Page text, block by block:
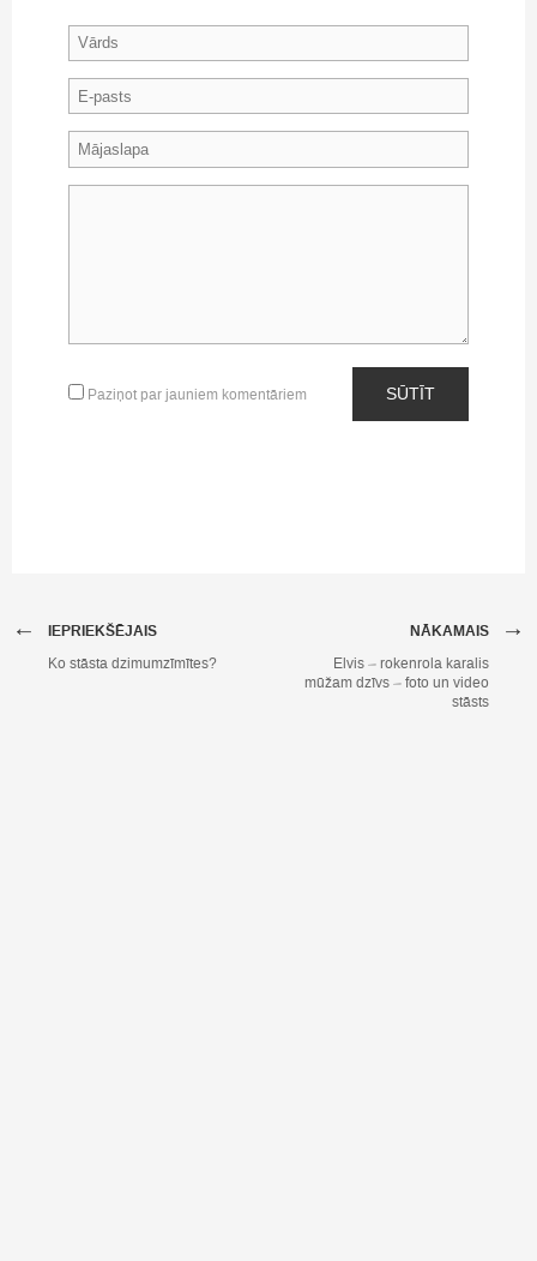
Paziņot par jauniem komentāriem SŪTĪT
IEPRIEKŠĒJAIS
←
Ko stāsta dzimumzīmītes?
NĀKAMAIS →
Elvis – rokenrola karalis
mūžam dzīvs – foto un video
stāsts